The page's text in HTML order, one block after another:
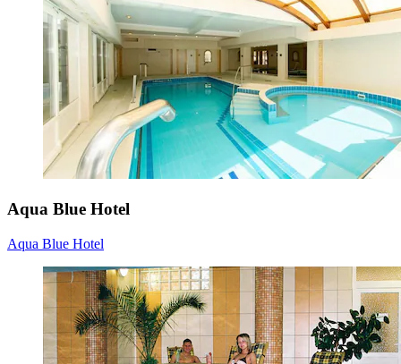
Aqua Blue Hotel
Aqua Blue Hotel